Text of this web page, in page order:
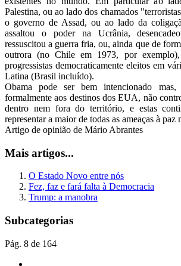
Palestina, ou ao lado dos chamados
o governo de Assad, ou ao lado da
assaltou o poder na Ucrânia,
ressuscitou a guerra fria, ou, ainda que de
outrora (no Chile em 1973, por
progressistas democraticamente eleitos em
Latina (Brasil incluído).
Obama pode ser bem intencionado
formalmente aos destinos dos EUA, não
dentro nem fora do território, e estas
representar a maior de todas as ameaças à paz
Artigo de opinião de Mário Abrantes
Mais artigos...
O Estado Novo entre nós
Fez, faz e fará falta à Democracia
Trump: a manobra
Subcategorias
Pág. 8 de 164